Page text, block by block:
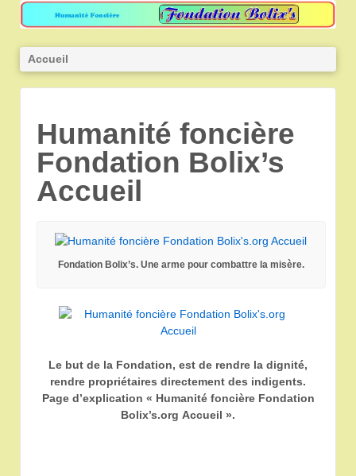
Accueil
Humanité foncière
Fondation Bolix’s
Accueil
Fondation Bolix’s. Une arme pour combattre la misère.
Le but de la Fondation, est de rendre la dignité,
rendre propriétaires directement des indigents.
Page d’explication « Humanité foncière Fondation
Bolix’s.org Accueil ».